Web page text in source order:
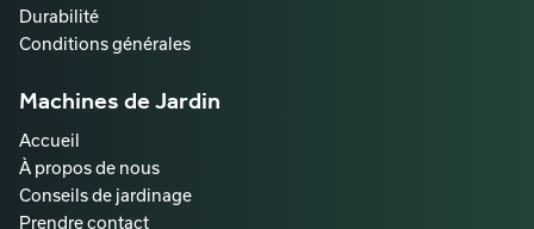
Durabilité
Conditions générales
Machines de Jardin
Accueil
À propos de nous
Conseils de jardinage
Prendre contact